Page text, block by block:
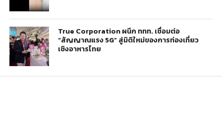
True Corporation ผนึก ททท. เชื่อมต่อ
“สัญญาณแรง 5G” สู่มิติใหม่ของการท่องเที่ยว
เชิงอาหารไทย